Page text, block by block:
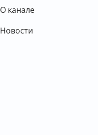
О канале
Новости